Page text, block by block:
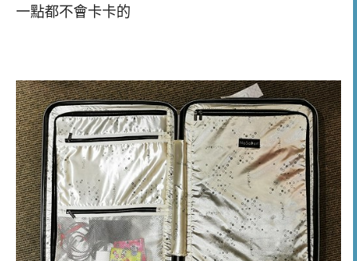
一點都不會卡卡的